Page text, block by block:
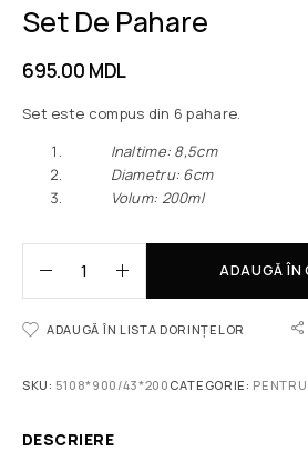
Set De Pahare
695.00 MDL
Set este compus din 6 pahare.
Inaltime: 8,5сm
Diametru: 6сm
Volum: 200ml
ADAUGĂ ÎN
ADAUGĂ ÎN LISTA DORINȚELOR
SKU:5108*900/43*200 CATEGORIE:
DESCRIERE